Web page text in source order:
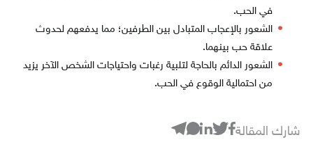
في الحب.
الشعور بالإعجاب المتبادل بين الطرفين؛ مما يدفعهم لحدوث
علاقة حب بينهما.
الشعور الدائم بالحاجة لتلبية رغبات واحتياجات الشخص الآخر يزيد
من احتمالية الوقوع في الحب.
شارك المقالة